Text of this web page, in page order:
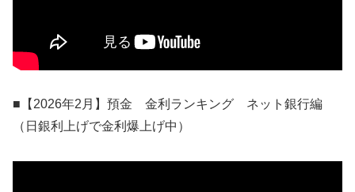
■【2026年2月】預金 金利ランキング ネット銀行編
（日銀利上げで金利爆上げ中）